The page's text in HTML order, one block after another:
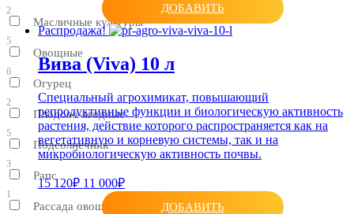
2
Масличные культуры
5
Овощные
6
Огурец
2
Плодово-ягодные
5
Подсолнечник
3
Рапс
1
Рассада овощных
ДОБАВИТЬ
Распродажа!
Вива (Viva) 10 л
Специальный агрохимикат, повышающий
репродуктивные функции и биологическую активность
растения, действие которого распространяется как на
вегетативную и корневую системы, так и на
микробиологическую активность почвы.
15 120₽ 11 000₽
ДОБАВИТЬ